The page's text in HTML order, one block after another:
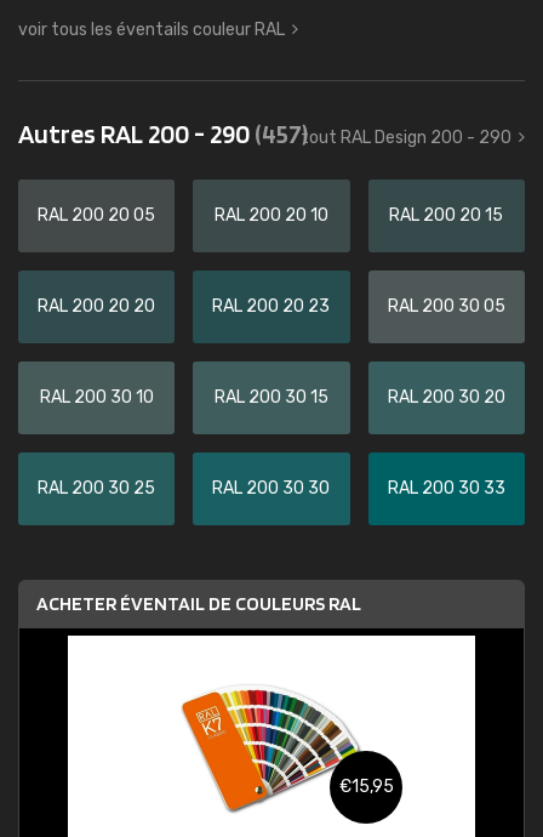
voir tous les éventails couleur RAL
Autres RAL 200 - 290(457)tout RAL Design 200 - 290
RAL 200 20 05 RAL 200 20 10 RAL 200 20 15
RAL 200 20 20 RAL 200 20 23 RAL 200 30 05
RAL 200 30 10 RAL 200 30 15 RAL 200 30 20
RAL 200 30 25 RAL 200 30 30 RAL 200 30 33
ACHETER ÉVENTAIL DE COULEURS RAL
€15,95